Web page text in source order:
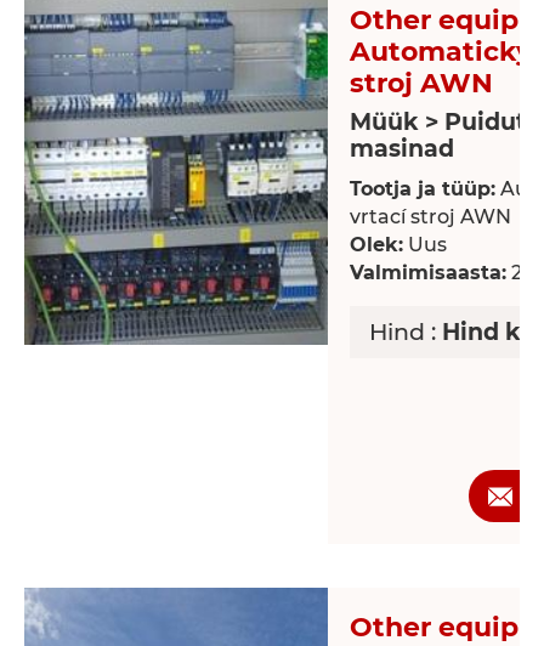
Other
Automatický
stroj AWN
Müük >
masinad
Tootja ja tüüp:
vrtací stroj AWN
Olek: Uus
Valmimisaasta:
Hind : Hind
Other